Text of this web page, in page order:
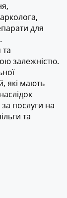
для
та
залежністю.
які мають
послуги на
та